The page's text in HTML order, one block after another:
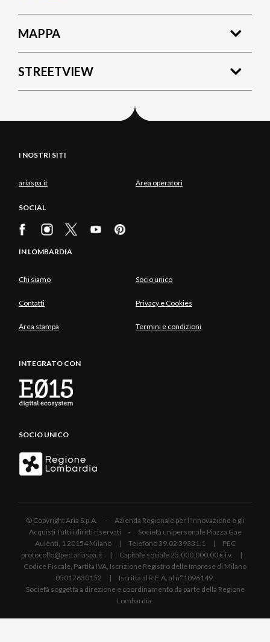
MAPPA
STREETVIEW
I NOSTRI SITI
ariaspa.it Area operatori
SOCIAL
IN LOMBARDIA
Chi siamo Socio unico
Contatti Privacy e Cookies
Area stampa Termini e condizioni
INTEGRATO CON
SOCIO UNICO
© Copyright Aria S.p.A. - Azienda Regionale per l'Innovazione e gli
Acquisti Tutti i diritti riservati - Società unipersonale Piazza Gae
Aulenti, 1 20154 Milano | Telefono 39.02 39331.1 | PEC
protocollo@pec.ariaspa.it | Capitale sociale 25.000.000,00 € i.v. |
Codice Fiscale, Partita IVA, Iscrizione Registro delle Imprese di Milano
05017630152 | Iscritta al R.E.A. al n°1096149.
Società soggetta a direzione e coordinamento da parte della Regione
Lombardia.